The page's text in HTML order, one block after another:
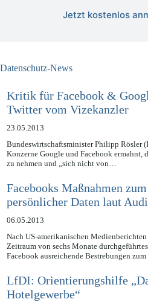
Kritik für Facebook &
Twitter vom Vizekanzler
23.05.2013
Bundeswirtschaftsminister Philipp Rösler
Konzerne Google und Facebook ermahnt,
Facebooks Maßnahmen
persönlicher Daten laut
06.05.2013
Nach US-amerikanischen
Zeitraum von sechs Monate durchgeführtes
LfDI: Orientierungshilfe